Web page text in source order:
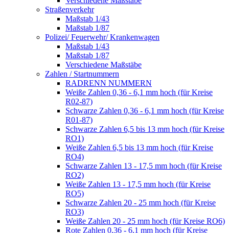
Straßenverkehr
Maßstab 1/43
Maßstab 1/87
Polizei/ Feuerwehr/ Krankenwagen
Maßstab 1/43
Maßstab 1/87
Verschiedene Maßstäbe
Zahlen / Startnummern
RADRENN NUMMERN
Weiße Zahlen 0,36 - 6,1 mm hoch (für Kreise
R02-87)
Schwarze Zahlen 0,36 - 6,1 mm hoch (für Kreise
R01-87)
Schwarze Zahlen 6,5 bis 13 mm hoch (für Kreise
RO1)
Weiße Zahlen 6,5 bis 13 mm hoch (für Kreise
RO4)
Schwarze Zahlen 13 - 17,5 mm hoch (für Kreise
RO2)
Weiße Zahlen 13 - 17,5 mm hoch (für Kreise
RO5)
Schwarze Zahlen 20 - 25 mm hoch (für Kreise
RO3)
Weiße Zahlen 20 - 25 mm hoch (für Kreise RO6)
Rote Zahlen 0,36 - 6,1 mm hoch (für Kreise